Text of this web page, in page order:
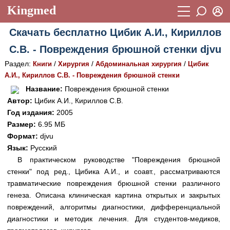
Kingmed
Учебный материал
Видеогалерея 899
Фотогалерея (1906)
Истории болезней 1268
Лекции и презентации
Аккредитационные тесты
Методические рекомендации 1050
Научно-популярное
Статьи
Пароль
Восстановить пароль
Регистрация
Скачать бесплатно Цибик А.И., Кириллов
С.В. - Повреждения брюшной стенки djvu
Раздел: Книги/ Хирургия / Абдоминальная хирургия / Цибик
А.И., Кириллов С.В. - Повреждения брюшной стенки
Название: Повреждения брюшной стенки
Автор: Цибик А.И., Кириллов С.В.
Год издания: 2005
Размер: 6.95 МБ
Формат: djvu
Язык: Русский
В практическом руководстве "Повреждения брюшной
стенки" под ред., Цибика А.И., и соавт., рассматриваются
травматические повреждения брюшной стенки различного
генеза. Описана клиническая картина открытых и закрытых
повреждений, алгоритмы диагностики, дифференциальной
диагностики и методик лечения. Для студентов-медиков,